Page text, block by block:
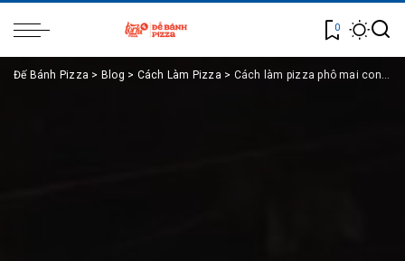
0
Đế Bánh Pizza > Blog > Cách Làm Pizza > Cách làm pizza phô mai con bò cười